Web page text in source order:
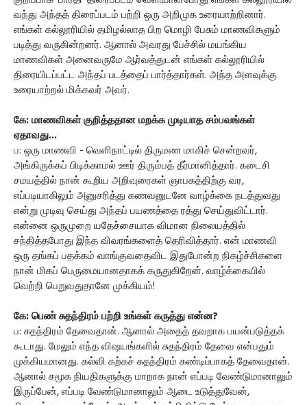
வந்து அந்தத் திரைப்படம் பற்றி ஒரு அறிமுக உரையாற்றினார்.
எங்கள் கல்லூரியில் தமிழல்லாத பிற மொழி பேசும் மாணவிகளும்
படித்து வருகின்றனர். ஆனால் அவரது பேச்சில் மயங்கிய
மாணவிகள் அனைவருமே ஆர்வத்துடன் எங்கள் கல்லூரியில்
திரையிடப்பட்ட அந்தப் படத்தைப் பார்த்தார்கள். அந்த அளவுக்கு
உரையாற்றல் மிக்கவர் அவர்.
கே: மாணவிகள் குறித்ததான மறக்க முடியாத சம்பவங்கள்
ஏதாவது...
ப: ஒரு மாணவி - வெளிநாட்டில் திருமண மாகிச் சென்றவர்,
அங்கிருக்கப் பிடிக்காமல் ஊர் திரும்பத் தீர்மானித்தார். கடைசி
சமயத்தில் நான் கூறிய அறிவுரைகள் ஞாபகத்திற்கு வர,
எப்படியாகிலும் அனுசரித்து கணவனுடனே வாழ்க்கை நடத்துவது
என்று முடிவு செய்து அந்தப் பயணத்தை ரத்து செய்துவிட்டார்.
என்னை ஒருமுறை யதேச்சையாக விமான நிலையத்தில்
சந்தித்தபோது இந்த விவரங்களைத் தெரிவித்தார். என் மாணவி
ஒரு தங்கப் பதக்கம் வாங்குவதைவிட இதுபோன்ற நிகழ்ச்சிகளை
நான் மிகப் பெருமையானதாகக் கருதுகிறேன். வாழ்க்கையில்
வெற்றி பெறுவதுதானே முக்கியம்!
கே: பெண் சுதந்திரம் பற்றி உங்கள் கருத்து என்ன?
ப: சுதந்திரம் தேவைதான். ஆனால் அதைத் தவறாக பயன்படுத்தக்
கூடாது. மேலும் எந்த விஷயங்களில் சுதந்திரம் தேவை என்பதும்
முக்கியமானது. கல்வி கற்கச் சுதந்திரம் கண்டிப்பாகத் தேவைதான்.
ஆனால் சமூக நியதிகளுக்கு மாறாக நான் எப்படி வேண்டுமானாலும்
இருப்பேன், எப்படி வேண்டுமானாலும் ஆடை உடுத்துவேன்,